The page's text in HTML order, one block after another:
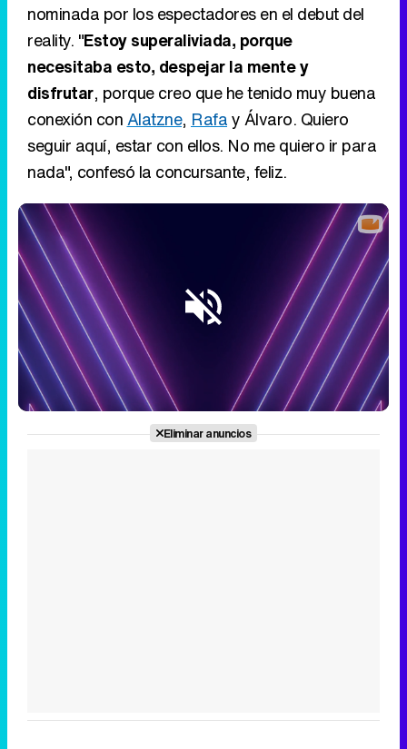
nominada por los espectadores en el debut del
reality. "Estoy superaliviada, porque
necesitaba esto, despejar la mente y
disfrutar, porque creo que he tenido muy buena
conexión conAlatzne, Rafay Álvaro. Quiero
seguir aquí, estar con ellos. No me quiero ir para
nada", confesó la concursante, feliz.
Unmute
Loaded
6.74%
Eliminar anuncios